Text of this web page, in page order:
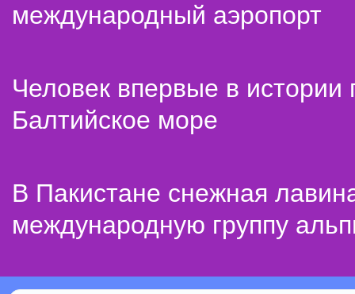
международный аэропорт
Человек впервые в истории
Балтийское море
В Пакистане снежная
международную группу